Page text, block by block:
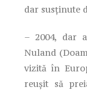
dar susținute
– 2004, dar
Nuland
vizită în
reușit să